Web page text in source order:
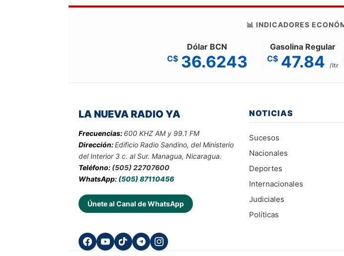
📊 INDICADORES
Dólar BCN
C$ 36.6243
Gasolina Regular
C$ 47.84 /ltr
LA NUEVA RADIO YA
Frecuencias: 600 KHZ AM y 99.1 FM
Dirección:Edificio Radio Sandino, del Ministerio
del Interior 3 c. al Sur. Managua, Nicaragua.
Teléfono: (505) 22707600
WhatsApp: (505) 87110456
Únete al Canal de WhatsApp
NOTICIAS
Sucesos
Nacionales
Deportes
Internacionales
Judiciales
Políticas